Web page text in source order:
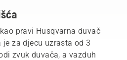
pravi Husqvarna duvač
je za djecu uzrasta od 3
zvuk duvača, a vazduh